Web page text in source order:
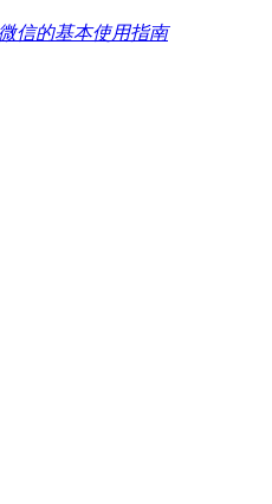
信的基本使用指南